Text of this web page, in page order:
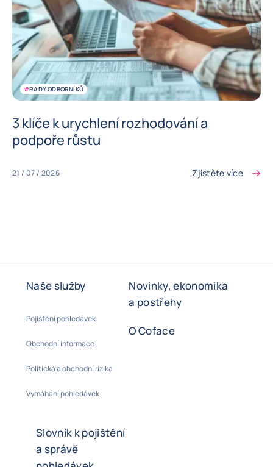
#RADY ODBORNÍKŮ
3 klíče k urychlení rozhodování a
podpoře růstu
21 / 07 / 2026 Zjistěte více
Naše služby
Pojištění pohledávek
Obchodní informace
Politická a obchodní rizika
Vymáhání pohledávek
Novinky, ekonomika
a postřehy
O Coface
Slovník k pojištění
a správě